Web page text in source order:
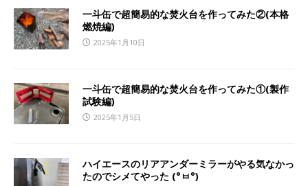
一斗缶で超簡易的な焚火台を作ってみた②(本格
燃焼編)
2025年1月10日
一斗缶で超簡易的な焚火台を作ってみた①(製作
試験編)
2025年1月5日
ハイエースのリアアンダーミラーがやる気なかっ
たのでシメてやった (°ㅂ°҂)